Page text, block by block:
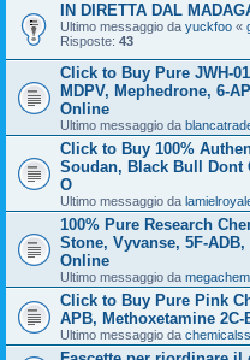
IN DIRETTA DAL
Ultimo messaggio da yuckfoo «
Risposte: 43
Click to Buy Pure JWH-
MDPV, Mephedrone, 6-
Online
Ultimo messaggio da
Click to Buy 100%
Soudan, Black Bull Dont
O
Ultimo messaggio da
100% Pure Research
Stone, Vyvanse, 5F-
Online
Ultimo messaggio da
Click to Buy Pure Pink
APB, Methoxetamine 2C-
Ultimo messaggio da